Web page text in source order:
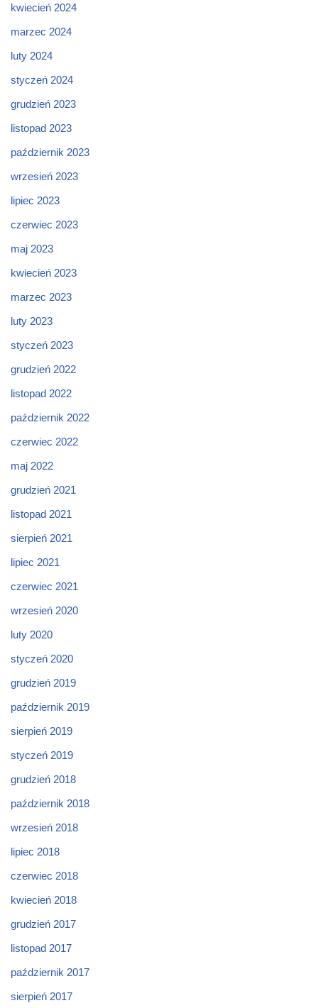
kwiecień 2024
marzec 2024
luty 2024
styczeń 2024
grudzień 2023
listopad 2023
październik 2023
wrzesień 2023
lipiec 2023
czerwiec 2023
maj 2023
kwiecień 2023
marzec 2023
luty 2023
styczeń 2023
grudzień 2022
listopad 2022
październik 2022
czerwiec 2022
maj 2022
grudzień 2021
listopad 2021
sierpień 2021
lipiec 2021
czerwiec 2021
wrzesień 2020
luty 2020
styczeń 2020
grudzień 2019
październik 2019
sierpień 2019
styczeń 2019
grudzień 2018
październik 2018
wrzesień 2018
lipiec 2018
czerwiec 2018
kwiecień 2018
grudzień 2017
listopad 2017
październik 2017
sierpień 2017